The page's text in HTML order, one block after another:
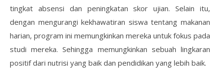
tingkat absensi dan peningkatan skor ujian. Selain itu,
dengan mengurangi kekhawatiran siswa tentang makanan
harian, program ini memungkinkan mereka untuk fokus pada
studi mereka. Sehingga memungkinkan sebuah lingkaran
positif dari nutrisi yang baik dan pendidikan yang lebih baik.